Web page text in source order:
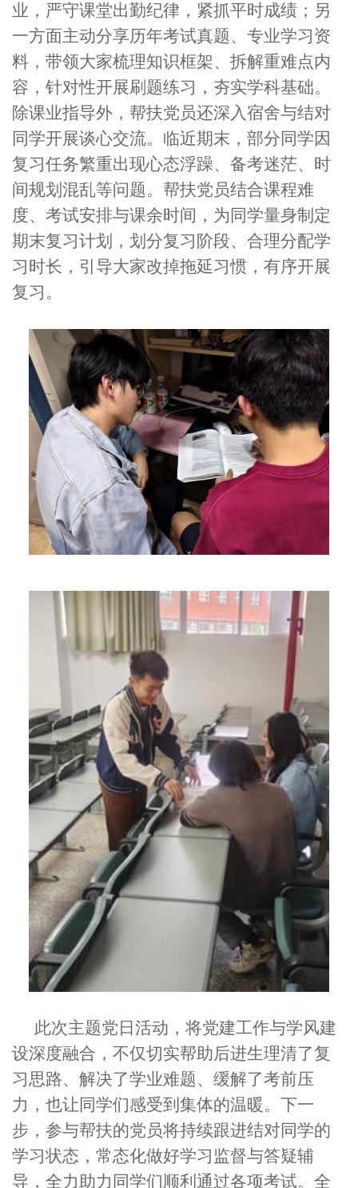
业，严守课堂出勤纪律，紧抓平时成绩；另
一方面主动分享历年考试真题、专业学习资
料，带领大家梳理知识框架、拆解重难点内
容，针对性开展刷题练习，夯实学科基础。
除课业指导外，帮扶党员还深入宿舍与结对
同学开展谈心交流。临近期末，部分同学因
复习任务繁重出现心态浮躁、备考迷茫、时
间规划混乱等问题。帮扶党员结合课程难
度、考试安排与课余时间，为同学量身制定
期末复习计划，划分复习阶段、合理分配学
习时长，引导大家改掉拖延习惯，有序开展
复习。
此次主题党日活动，将党建工作与学风建
设深度融合，不仅切实帮助后进生理清了复
习思路、解决了学业难题、缓解了考前压
力，也让同学们感受到集体的温暖。下一
步，参与帮扶的党员将持续跟进结对同学的
学习状态，常态化做好学习监督与答疑辅
导，全力助力同学们顺利通过各项考试。全